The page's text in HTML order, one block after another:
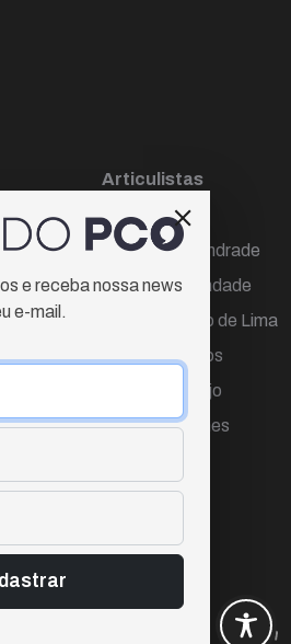
Articulistas
Décio Freire
Dr Marcos Andrade
Hamilton Trindade
Igor Carvalho de Lima
Mario Campos
Renata Araújo
Wagner Gomes
e receba nossa news
e-mail.